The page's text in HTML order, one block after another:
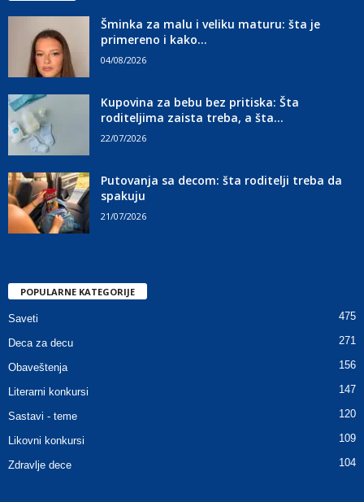
Šminka za malu i veliku maturu: šta je
primereno i kako...
04/08/2026
Kupovina za bebu bez pritiska: Šta
roditeljima zaista treba, a šta...
22/07/2026
Putovanja sa decom: šta roditelji treba da
spakuju
21/07/2026
POPULARNE KATEGORIJE
Saveti 475
Deca za decu 271
Obaveštenja 156
Literarni konkursi 147
Sastavi - teme 120
Likovni konkursi 109
Zdravlje dece 104